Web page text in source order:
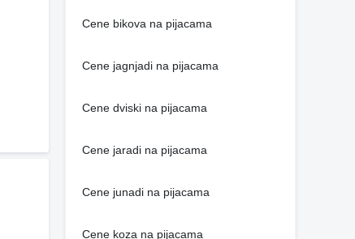
Cene bikova na pijacama
Cene jagnjadi na pijacama
Cene dviski na pijacama
Cene jaradi na pijacama
Cene junadi na pijacama
Cene koza na pijacama